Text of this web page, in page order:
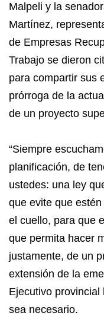
Malpeli y la
Martínez,
de Empresas
Trabajo se dieron
para compartir sus
prórroga de la
de un proyecto
“Siempre
planificación, de
ustedes: una ley
que evite que
el cuello, para que
que permita hacer
justamente, de un
extensión de la
Ejecutivo
sea necesario.